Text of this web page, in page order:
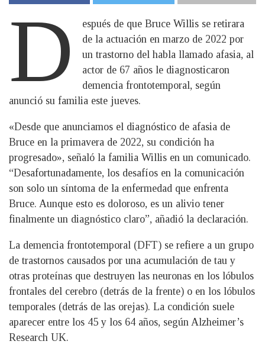
D
espués de que Bruce Willis se retirara
de la actuación en marzo de 2022 por
un trastorno del habla llamado afasia, al
actor de 67 años le diagnosticaron
demencia frontotemporal, según
anunció su familia este jueves.
«Desde que anunciamos el diagnóstico de afasia de
Bruce en la primavera de 2022, su condición ha
progresado», señaló la familia Willis en un comunicado.
“Desafortunadamente, los desafíos en la comunicación
son solo un síntoma de la enfermedad que enfrenta
Bruce. Aunque esto es doloroso, es un alivio tener
finalmente un diagnóstico claro”, añadió la declaración.
La demencia frontotemporal (DFT) se refiere a un grupo
de trastornos causados por una acumulación de tau y
otras proteínas que destruyen las neuronas en los lóbulos
frontales del cerebro (detrás de la frente) o en los lóbulos
temporales (detrás de las orejas). La condición suele
aparecer entre los 45 y los 64 años, según Alzheimer’s
Research UK.